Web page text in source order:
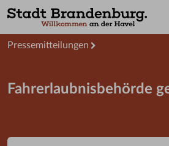
Presseservice
Pressemitteilungen
Fahrerlaubnisbehörde